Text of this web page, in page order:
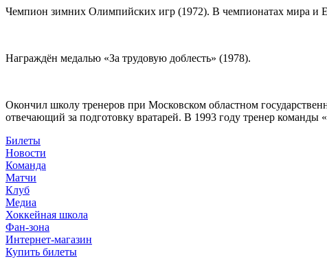
Чемпион зимних Олимпийских игр (1972). В чемпионатах мира
Награждён медалью «За трудовую доблесть» (1978).
Окончил школу тренеров при Московском областном
отвечающий за подготовку вратарей. В 1993 году тренер
Билеты
Новости
Команда
Матчи
Клуб
Медиа
Хоккейная школа
Фан-зона
Интернет-магазин
Купить билеты